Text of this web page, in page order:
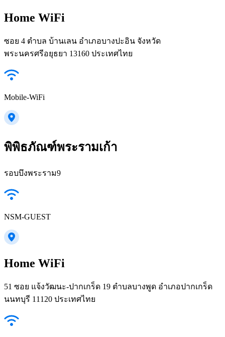
Home WiFi
ซอย 4 ตำบล บ้านเลน อำเภอบางปะอิน จังหวัด
พระนครศรีอยุธยา 13160 ประเทศไทย
Mobile-WiFi
พิพิธภัณฑ์พระรามเก้า
รอบบึงพระราม9
NSM-GUEST
Home WiFi
51 ซอย แจ้งวัฒนะ-ปากเกร็ด 19 ตำบลบางพูด อำเภอปากเกร็ด
นนทบุรี 11120 ประเทศไทย